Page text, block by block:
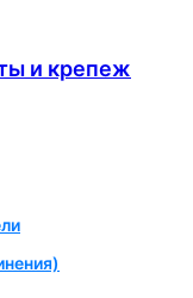
и крепеж